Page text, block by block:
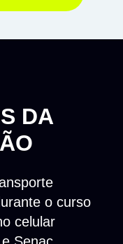
DA
o curso
celular
Senac